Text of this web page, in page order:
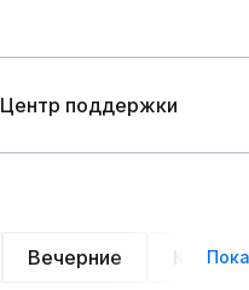
Центр поддержки
Вечерние